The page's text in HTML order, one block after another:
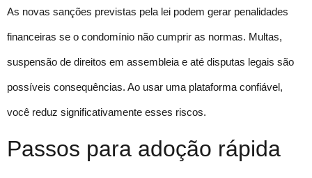
As novas sanções previstas pela lei podem gerar penalidades
financeiras se o condomínio não cumprir as normas. Multas,
suspensão de direitos em assembleia e até disputas legais são
possíveis consequências. Ao usar uma plataforma confiável,
você reduz significativamente esses riscos.
Passos para adoção rápida